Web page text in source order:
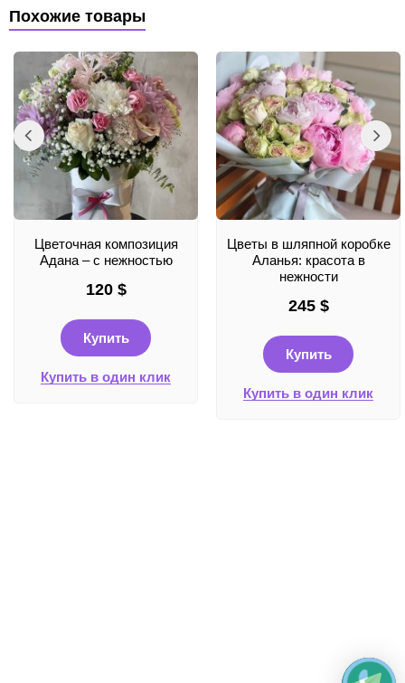
Похожие товары
Цветочная композиция
Адана – с нежностью
120 $
Купить
Купить в один клик
Цветы в шляпной коробке
Аланья: красота в
нежности
245 $
Купить
Купить в один клик